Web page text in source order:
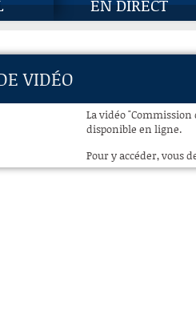
EN DIRECT
VIDÉO
La vidéo "Commission
disponible en ligne.
Pour y accéder, vous